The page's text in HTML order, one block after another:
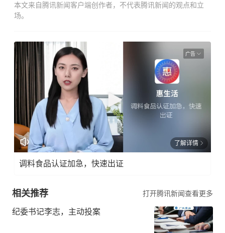
本文来自腾讯新闻客户端创作者，不代表腾讯新闻的观点和立
场。
广告
了解详情
调料食品认证加急，快速出证
相关推荐 打开腾讯新闻查看更多
纪委书记李志，主动投案